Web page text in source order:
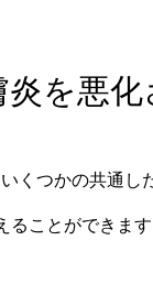
炎を悪
くつかの共通し
ることができます